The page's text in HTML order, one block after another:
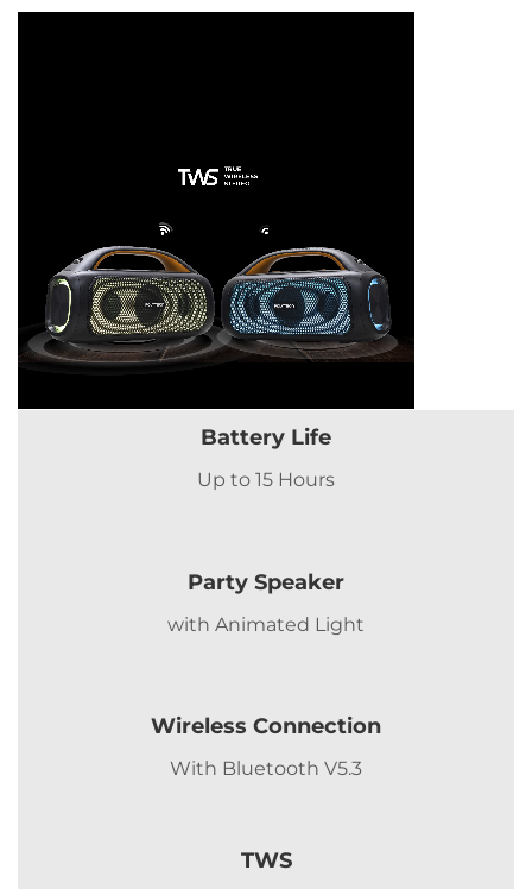
Battery Life
Up to 15 Hours
Party Speaker
with Animated Light
Wireless Connection
With Bluetooth V5.3
TWS